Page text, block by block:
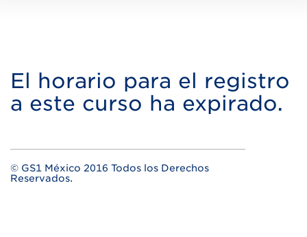
El horario para el registro
a este curso ha expirado.
© GS1 México 2016 Todos los Derechos
Reservados.